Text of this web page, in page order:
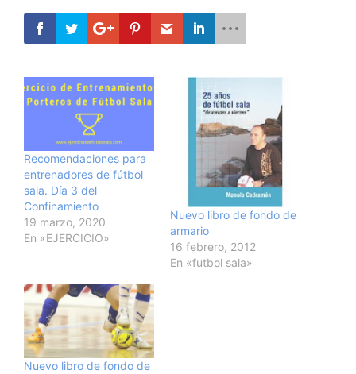
Recomendaciones para
entrenadores de fútbol
sala. Día 3 del
Confinamiento
19 marzo, 2020
En «EJERCICIO»
Nuevo libro de fondo de
armario
16 febrero, 2012
En «futbol sala»
Nuevo libro de fondo de